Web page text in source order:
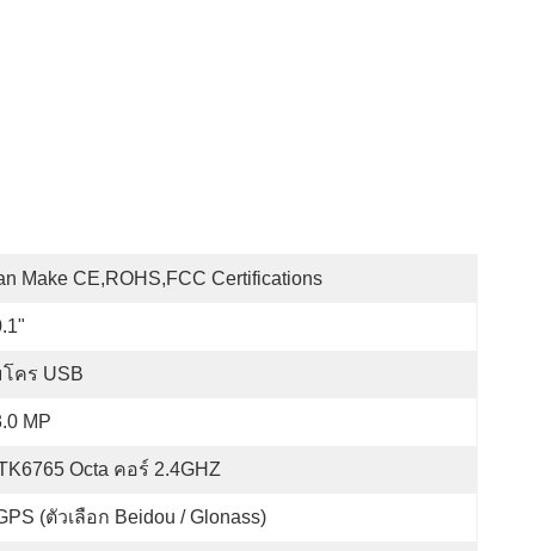
Make CE,ROHS,FCC Certifications
คร USB
MP
Octa คอร์ 2.4GHZ
(ตัวเลือก Beidou / Glonass)